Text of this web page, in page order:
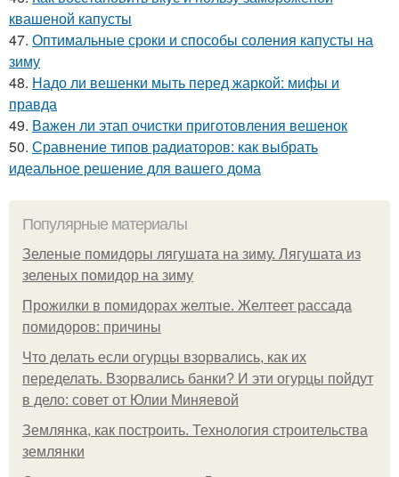
квашеной капусты
47. Оптимальные сроки и способы соления капусты на
зиму
48. Надо ли вешенки мыть перед жаркой: мифы и
правда
49. Важен ли этап очистки приготовления вешенок
50. Сравнение типов радиаторов: как выбрать
идеальное решение для вашего дома
Популярные материалы
Зеленые помидоры лягушата на зиму. Лягушата из
зеленых помидор на зиму
Прожилки в помидорах желтые. Желтеет рассада
помидоров: причины
Что делать если огурцы взорвались, как их
переделать. Взорвались банки? И эти огурцы пойдут
в дело: совет от Юлии Миняевой
Землянка, как построить. Технология строительства
землянки